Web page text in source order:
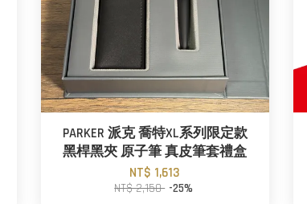
PARKER 派克 喬特XL系列限定款
黑桿黑夾 原子筆 真皮筆套禮盒
NT$ 1,613
NT$ 2,150 -25%